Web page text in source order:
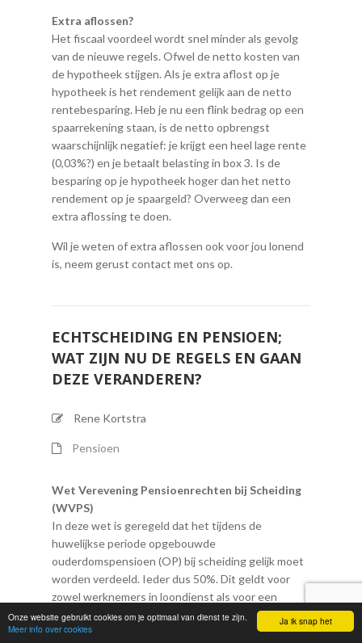
Ja ik snap het
Onze website gebruikt cookies om je optimaal van dienst te zijn.
Meer info over cookies
Extra aflossen?
Het fiscaal voordeel wordt snel minder als gevolg
van de nieuwe regels. Ofwel de netto kosten van
de hypotheek stijgen. Als je extra aflost op je
hypotheek is het rendement gelijk aan de netto
rentebesparing. Heb je nu een flink bedrag op een
spaarrekening staan, is de netto opbrengst
waarschijnlijk negatief: je krijgt een heel lage rente
(0,03%?) en je betaalt belasting in box 3. Is de
besparing op je hypotheek hoger dan het netto
rendement op je spaargeld? Overweeg dan een
extra aflossing te doen.
Wil je weten of extra aflossen ook voor jou lonend
is, neem gerust contact met ons op.
ECHTSCHEIDING EN PENSIOEN;
WAT ZIJN NU DE REGELS EN GAAN
DEZE VERANDEREN?
Rene Kortstra
Pensioen
Wet Verevening Pensioenrechten bij Scheiding
(WVPS)
In deze wet is geregeld dat het tijdens de
huwelijkse periode opgebouwde
ouderdomspensioen (OP) bij scheiding gelijk moet
worden verdeeld. Ieder dus 50%. Dit geldt voor
zowel werknemers in loondienst als voor een
directeur-grootaandeelhouder (DGA) die pensioen
in eigen beheer heeft opgebouwd. Het OP dat is